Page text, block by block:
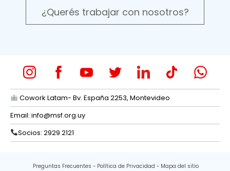
¿Querés trabajar con nosotros?
Cowork Latam- Bv. España 2253, Montevideo
Email: info@msf.org.uy
Socios: 2929 2121
Preguntas Frecuentes Política de Privacidad Mapa del sitio